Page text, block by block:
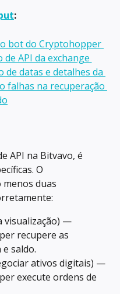
:
API na Bitvavo, é
O
duas
visualização) —
recupere as
saldo.
ativos digitais) —
execute ordens de